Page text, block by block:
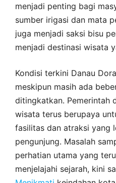
menjadi penting bagi
sumber irigasi dan mata
juga menjadi saksi bisu
menjadi destinasi wisata
Kondisi terkini Danau
meskipun masih ada
ditingkatkan. Pemerintah
wisata terus berupaya
fasilitas dan atraksi yang
pengunjung. Masalah
perhatian utama yang
menjelajahi sejarah, kini